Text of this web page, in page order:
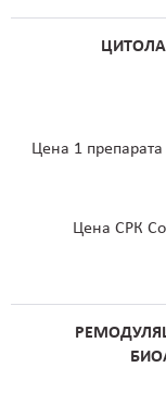
Цена 1
Цена СРК